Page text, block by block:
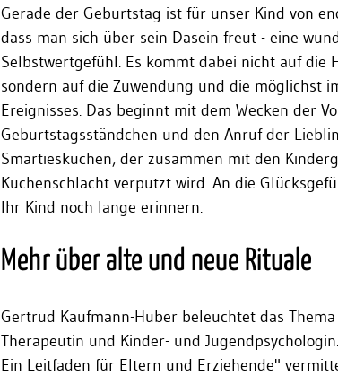
Gerade der Geburtstag ist für unser Kind von
dass man sich über sein Dasein freut - eine
Selbstwertgefühl. Es kommt dabei nicht auf die
sondern auf die Zuwendung und die möglichst
Ereignisses. Das beginnt mit dem Wecken der
Geburtstagsständchen und den Anruf der
Smartieskuchen, der zusammen mit den
Kuchenschlacht verputzt wird. An die
Ihr Kind noch lange erinnern.
Mehr über alte und neue Rituale
Gertrud Kaufmann-Huber beleuchtet das
Therapeutin und Kinder- und
Ein Leitfaden für Eltern und Erziehende"